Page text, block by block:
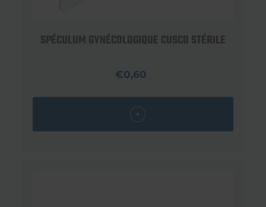
SPÉCULUM GYNÉCOLOGIQUE CUSCO STÉRILE
€0,60